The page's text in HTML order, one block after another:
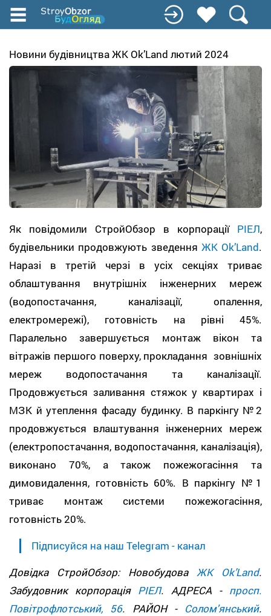
Перейти
содержанию
Новини будівництва ЖК Оk’Land лютий 2024
Як повідомили СтройОбзор в корпорації РІЕЛ,
будівельники продовжують зведення ЖК Оk’Land.
Наразі в третій черзі в усіх секціях триває
облаштування внутрішніх інженерних мереж
(водопостачання, каналізації, опалення,
електромережі), готовність на рівні 45%.
Паралельно завершується монтаж вікон та
вітражів першого поверху, прокладання зовнішніх
мереж водопостачання та каналізації.
Продовжується заливання стяжок у квартирах і
МЗК й утеплення фасаду будинку. В паркінгу №2
продовжується влаштування інженерних мереж
(електропостачання, водопостачання, каналізація),
виконано 70%, а також пожежогасіння та
димовидалення, готовність 60%. В паркінгу №1
триває монтаж системи пожежогасіння,
готовність 20%.
Підписуйся на наш Telegram - канал
Довідка СтройОбзор: Новобудова ЖК Оk’Land.
Забудовник корпорація РІЕЛ. АДРЕСА - просп.
Повітрофлотський, 56. РАЙОН - Солом'янський.